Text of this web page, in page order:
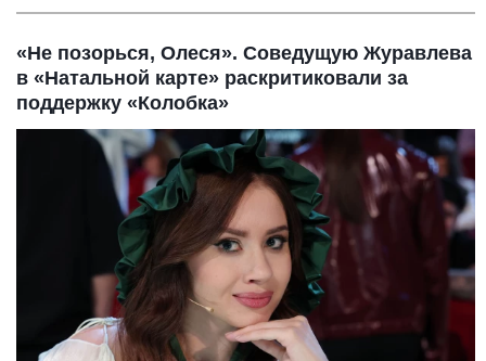
«Не позорься, Олеся». Соведущую Журавлева
в «Натальной карте» раскритиковали за
поддержку «Колобка»